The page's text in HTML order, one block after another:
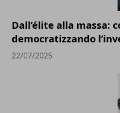
Dall’élite alla massa:
democratizzando
22/07/2025